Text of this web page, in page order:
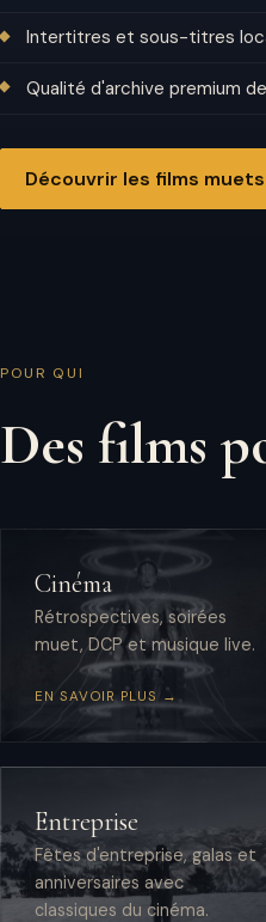
Intertitres et sous-titres
Qualité d'archive premium
Découvrir les films
POUR QUI
Des films
Cinéma
Rétrospectives, soirées
muet, DCP et musique live.
EN SAVOIR PLUS →
Entreprise
Fêtes d'entreprise, galas et
anniversaires avec
classiques du cinéma.